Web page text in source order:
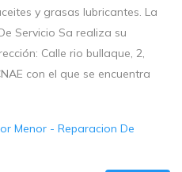
y grasas lubricantes. La
Servicio Sa realiza su
Calle rio bullaque, 2,
con el que se encuentra
Menor - Reparacion De